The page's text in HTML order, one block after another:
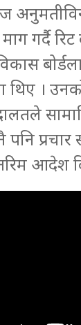
गर्दै
थिए ।
प्रचार
आदेश